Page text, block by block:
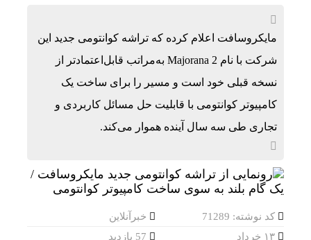
مایکروسافت اعلام کرده که تراشه کوانتومی جدید این
شرکت با نام Majorana 2 به‌مراتب قابل‌اعتمادتر از
نسخه قبلی خود است و مسیر را برای ساخت یک
کامپیوتر کوانتومی با قابلیت حل مسائل کاربردی و
تجاری طی سه سال آینده هموار می‌کند.
کد نوشته: 71289
خبرآنلاین